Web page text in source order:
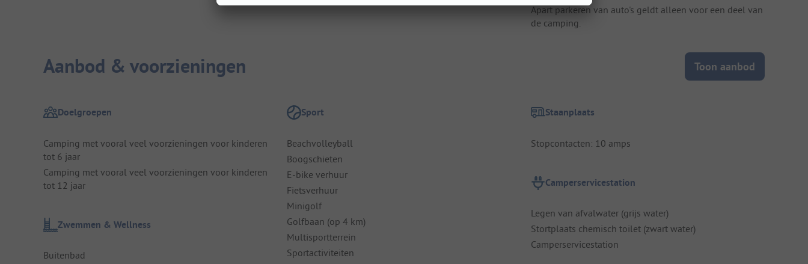
Apart parkeren van auto's geldt alleen voor een deel van
de camping.
Aanbod & voorzieningen Toon aanbod
Doelgroepen
Camping met vooral veel voorzieningen voor kinderen
tot 6 jaar
Camping met vooral veel voorzieningen voor kinderen
tot 12 jaar
Zwemmen & Wellness
Buitenbad
Sport
Beachvolleyball
Boogschieten
E-bike verhuur
Fietsverhuur
Minigolf
Golfbaan (op 4 km)
Multisportterrein
Sportactiviteiten
Staanplaats
Stopcontacten: 10 amps
Camperservicestation
Legen van afvalwater (grijs water)
Stortplaats chemisch toilet (zwart water)
Camperservicestation